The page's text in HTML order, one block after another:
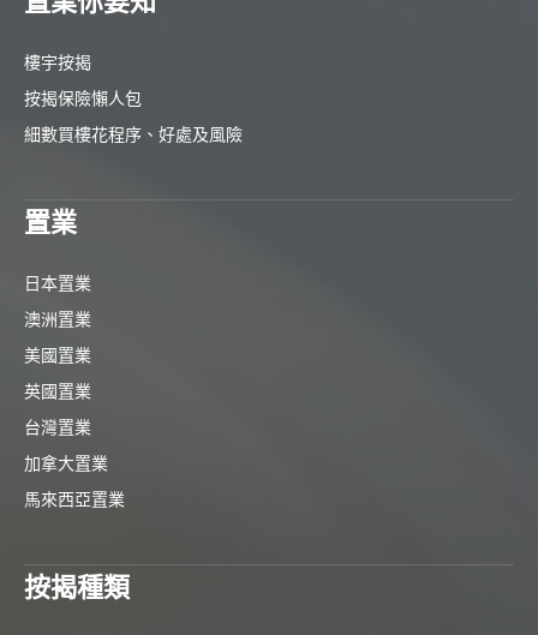
樓宇按揭
按揭保險懶人包
細數買樓花程序、好處及風險
置業
日本置業
澳洲置業
美國置業
英國置業
台灣置業
加拿大置業
馬來西亞置業
按揭種類